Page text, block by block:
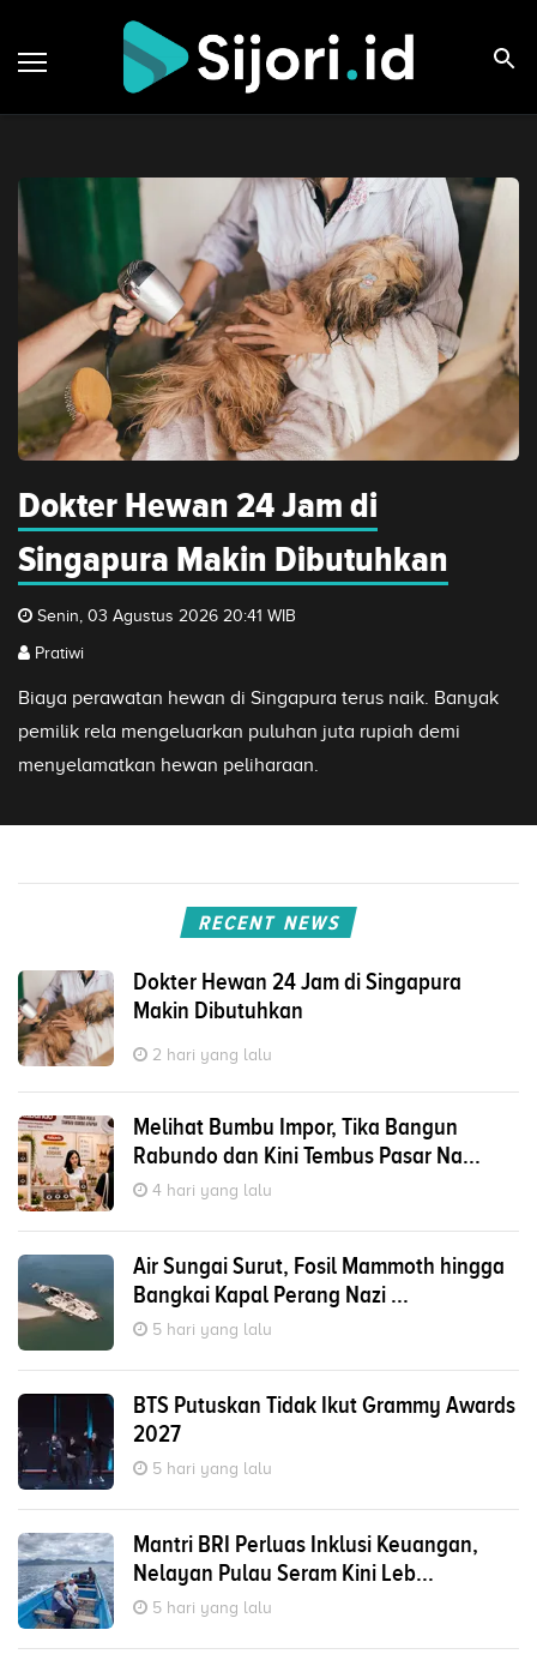
Dokter Hewan 24 Jam di
Singapura Makin Dibutuhkan
Senin, 03 Agustus 2026 20:41 WIB
Pratiwi
Biaya perawatan hewan di Singapura terus naik. Banyak
pemilik rela mengeluarkan puluhan juta rupiah demi
menyelamatkan hewan peliharaan.
RECENT NEWS
Dokter Hewan 24 Jam di Singapura
Makin Dibutuhkan
2 hari yang lalu
Melihat Bumbu Impor, Tika Bangun
Rabundo dan Kini Tembus Pasar Na...
4 hari yang lalu
Air Sungai Surut, Fosil Mammoth hingga
Bangkai Kapal Perang Nazi ...
5 hari yang lalu
BTS Putuskan Tidak Ikut Grammy Awards
2027
5 hari yang lalu
Mantri BRI Perluas Inklusi Keuangan,
Nelayan Pulau Seram Kini Leb...
5 hari yang lalu